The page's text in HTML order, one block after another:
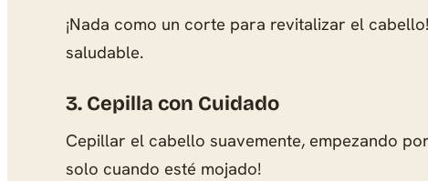
¡Nada como un corte para revitalizar el
saludable.
3. Cepilla con Cuidado
Cepillar el cabello suavemente, empezando
solo cuando esté mojado!